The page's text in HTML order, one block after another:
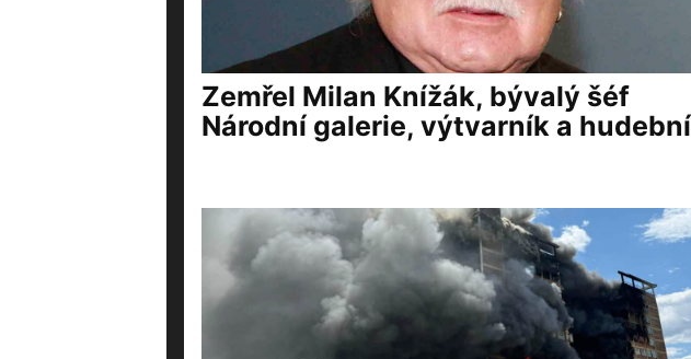
Zemřel Milan Knížák, bývalý šéf
Národní galerie, výtvarník a